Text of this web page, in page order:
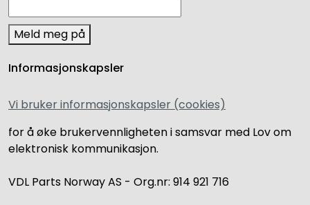
Meld meg på
Informasjonskapsler
Vi bruker informasjonskapsler (cookies)
for å øke brukervennligheten i samsvar med Lov om
elektronisk kommunikasjon.
VDL Parts Norway AS - Org.nr: 914 921 716